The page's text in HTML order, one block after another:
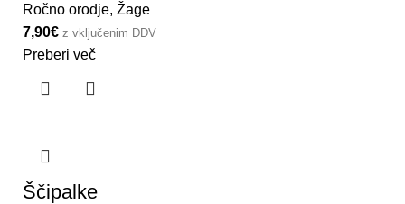
Ročno orodje, Žage
7,90€ z vključenim DDV
Preberi več
Ščipalke